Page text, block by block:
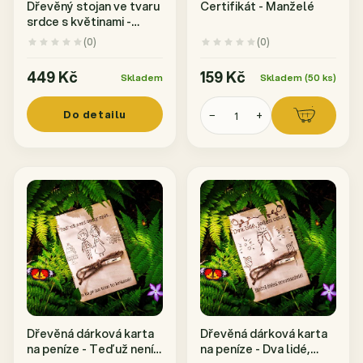
Dřevěný stojan ve tvaru
srdce s květinami -
Z lásky
(0)
449 Kč Skladem
Do detailu
Certifikát - Manželé
(0)
159 Kč Skladem (50 ks)
− +
Dřevěná dárková karta
na peníze - Teď už není
Dřevěná dárková karta
na peníze - Dva lidé,